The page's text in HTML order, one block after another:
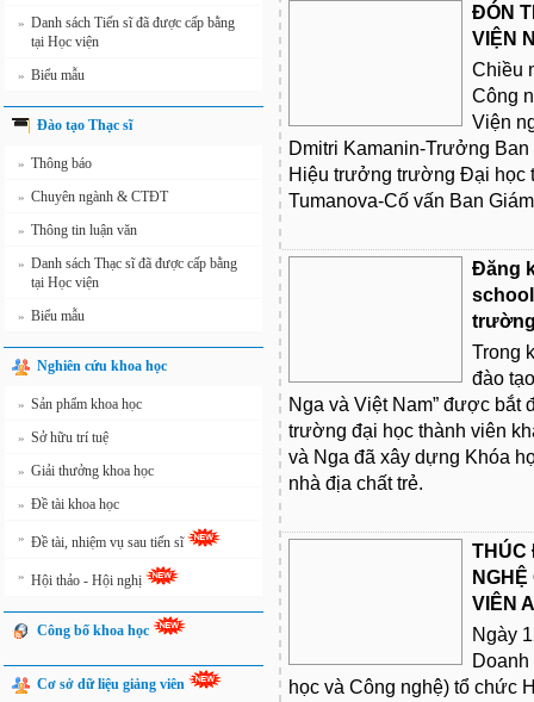
» Danh sách Tiến sĩ đã được cấp bằng
tại Học viện
» Biểu mẫu
Đào tạo Thạc sĩ
» Thông báo
» Chuyên ngành & CTĐT
» Thông tin luận văn
» Danh sách Thạc sĩ đã được cấp bằng
tại Học viện
» Biểu mẫu
Nghiên cứu khoa học
» Sản phẩm khoa học
» Sở hữu trí tuệ
» Giải thưởng khoa học
» Đề tài khoa học
» Đề tài, nhiệm vụ sau tiến sĩ
» Hội thảo - Hội nghị
Công bố khoa học
Cơ sở dữ liệu giảng viên
ĐÓN
VIỆN
Chiều
Công
Viện
Dmitri Kamanin-Trưởng
Hiệu trưởng trường Đại học
Tumanova-Cố vấn Ban
Đăng
Trong
đào
Nga và Việt Nam” được bắt
trường đại học thành viên
và Nga đã xây dựng Khóa
nhà địa chất trẻ.
THÚC
VIÊN
Ngày
học và Công nghệ) tổ chức